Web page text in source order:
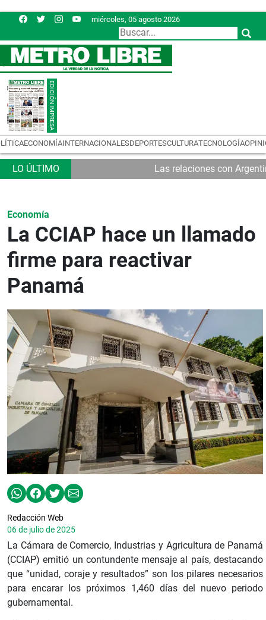
miércoles, 05 agosto 2026
ECONOMÍAINTERNACIONALESDEPORTESCULTURATECNOLOGÍA
Las relaciones con
Economía
La CCIAP hace un llamado
firme para reactivar
Panamá
Redacción Web
06 de julio de 2025
La Cámara de Comercio, Industrias y Agricultura de Panamá
(CCIAP) emitió un contundente mensaje al país, destacando
que “unidad, coraje y resultados” son los pilares necesarios
para encarar los próximos 1,460 días del nuevo periodo
gubernamental.